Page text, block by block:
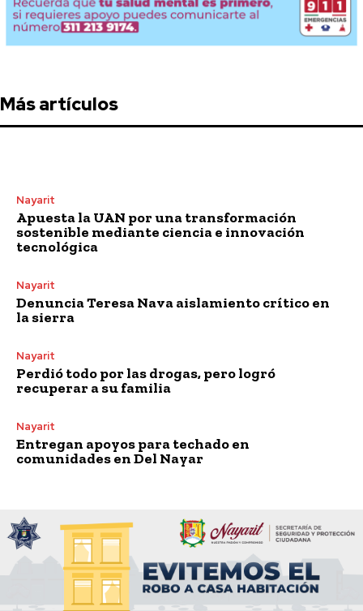
Más artículos
Nayarit
Apuesta la UAN por una transformación
sostenible mediante ciencia e innovación
tecnológica
Nayarit
Denuncia Teresa Nava aislamiento crítico en
la sierra
Nayarit
Perdió todo por las drogas, pero logró
recuperar a su familia
Nayarit
Entregan apoyos para techado en
comunidades en Del Nayar